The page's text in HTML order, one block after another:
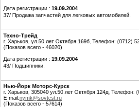
Дата регистрации : 19.09.2004
37/ Продажа запчастей для легковых автомобилей.
Техно-Трейд
г. Харьков, ул.50 лет Октября.169б, Телефон: (0712)
(Показов всего - 46020)
Дата регистрации : 19.09.2004
43/ Подшипники.
Нью-Йорк Моторс-Курск
г. Харьков, 305040 ул.50 лет Октября,124д, Телефон:
E-mail:nymk@sovtest.ru
(Показов всего - 57614)